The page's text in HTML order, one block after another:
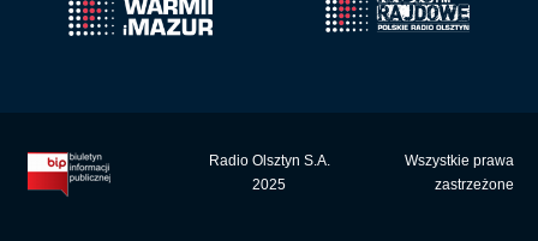
Radio Olsztyn S.A.
2025
Wszystkie prawa
zastrzeżone